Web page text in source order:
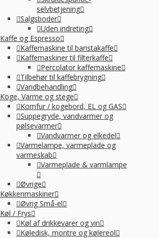
selvbetjening
Salgsboder
Uden indreting
Kaffe og Espresso
Kaffemaskine til baristakaffe
Kaffemaskiner til filterkaffe
Percolator kaffemaskine
Tilbehør til kaffebrygning
Vandbehandling
Koge, Varme og stege
Komfur / kogebord, EL og GAS
Suppegryde, vandvarmer og
pølsevarmer
Vandvarmer og elkedel
Varmelampe, varmeplade og
varmeskab
Varmeplade & varmlampe
Øvrige
Køkkenmaskiner
Øvrig Små-el
Køl / Frys
Køl af drikkevarer og vin
Køledisk, montre og kølereol